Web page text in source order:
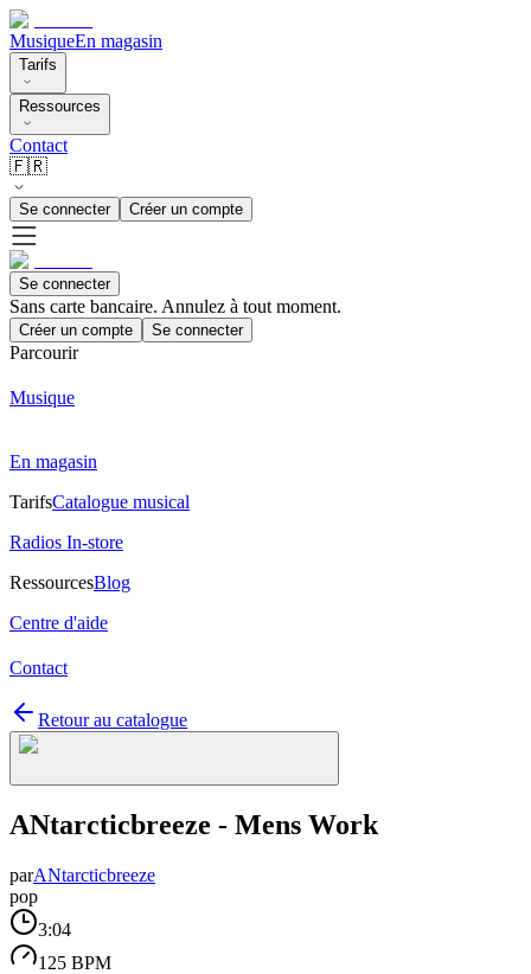
MusiqueEn magasin
Tarifs
Ressources
Contact
🇫🇷
Se connecter Créer un compte
Se connecter
Sans carte bancaire. Annulez à tout moment.
Créer un compte Se connecter
Parcourir
Musique
En magasin
TarifsCatalogue musical
Radios In-store
RessourcesBlog
Centre d'aide
Contact
Retour au catalogue
ANtarcticbreeze - Mens Work
parANtarcticbreeze
pop
3:04
125 BPM